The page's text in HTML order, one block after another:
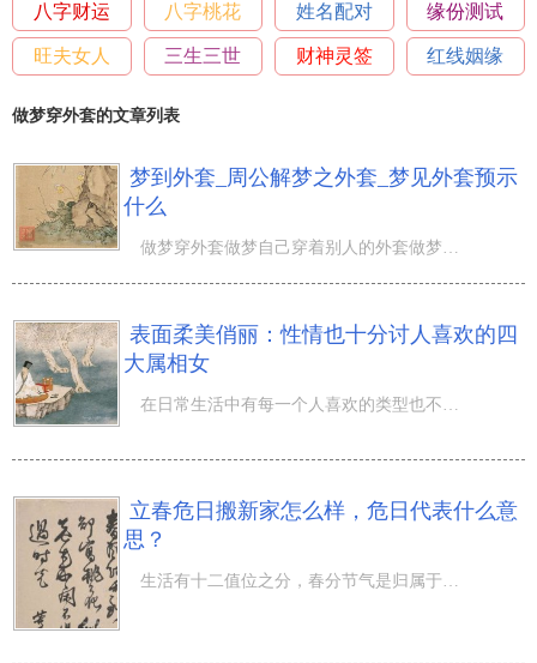
八字财运 八字桃花 姓名配对 缘份测试
旺夫女人 三生三世 财神灵签 红线姻缘
做梦穿外套的文章列表
梦到外套_周公解梦之外套_梦见外套预示
什么
做梦穿外套做梦自己穿着别人的外套做梦你自己划丢了外套做梦穿着不合身的外套做梦穿着肮脏的外套做梦穿着褴
表面柔美俏丽：性情也十分讨人喜欢的四
大属相女
在日常生活中有每一个人喜欢的类型也不一样，有的喜爱会卖萌的讨人喜欢型女孩；有的喜爱霸气侧漏御姐型女孩
立春危日搬新家怎么样，危日代表什么意
思？
生活有十二值位之分，春分节气是归属于二十四节气的二月肾气；立春危日搬新家怎么样，危日代表什么意思？月